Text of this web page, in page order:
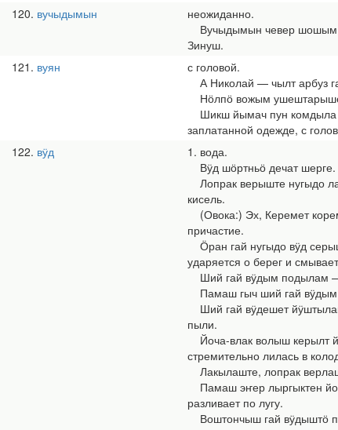
120 вучыдымын
неожиданно.
Вучыдымын чевер шошым
Зинуш.
121 вуян
с головой.
А Николай — чылт арбуз
Нӧлпӧ вожым ушештарыше
Шикш йымач пун комдыла
заплатанной одежде, с
122 вӱд
1. вода.
Вӱд шӧртньӧ дечат
Лопрак верыште нугыдо
кисель.
(Овока:) Эх, Керемет
причастие.
Ӧран гай нугыдо вӱд
ударяется о берег и
Ший гай вӱдым подылам —
Памаш гыч ший гай вӱдым
Ший гай вӱдешет
пыли.
Йоча-влак волыш керылт
стремительно лилась в
Лакылаште, лопрак
Памаш эҥер лыргыктен
разливает по лугу.
Воштончыш гай вӱдыштӧ